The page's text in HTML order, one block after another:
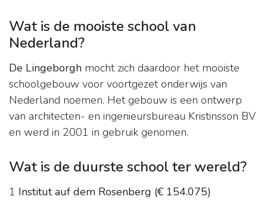
Wat is de mooiste school van
Nederland?
De Lingeborgh mocht zich daardoor het mooiste
schoolgebouw voor voortgezet onderwijs van
Nederland noemen. Het gebouw is een ontwerp
van architecten- en ingenieursbureau Kristinsson BV
en werd in 2001 in gebruik genomen.
Wat is de duurste school ter wereld?
1 Institut auf dem Rosenberg (€ 154.075)